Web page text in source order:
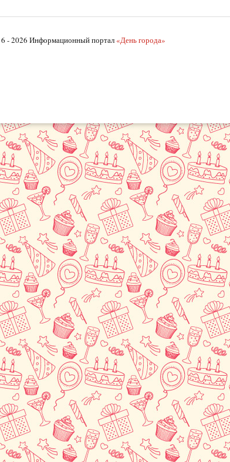
- 2026 Информационный портал «День города»